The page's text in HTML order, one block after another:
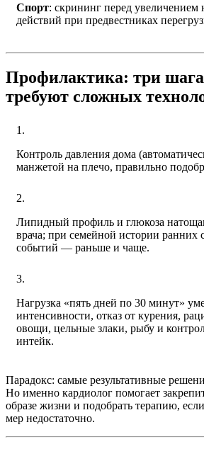
Спорт: скрининг перед увеличением
действий при предвестниках
Профилактика: три
требуют сложных
Контроль давления дома
манжетой на плечо, правильно
Липидный профиль и глюкоза
врача; при семейной истории ранних
событий — раньше и чаще.
Нагрузка «пять дней по 30 минут»
интенсивности, отказ от курения,
овощи, цельные злаки, рыбу и
интейк.
Парадокс: самые результативные
Но именно кардиолог помогает
образе жизни и подобрать терапию,
мер недостаточно.